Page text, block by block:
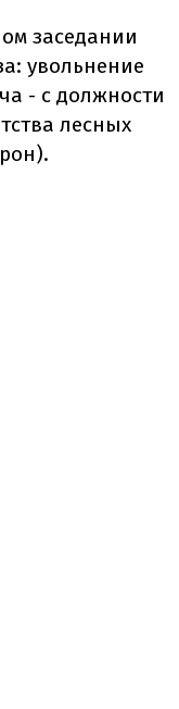
заседании
увольнение
- с должности
лесных